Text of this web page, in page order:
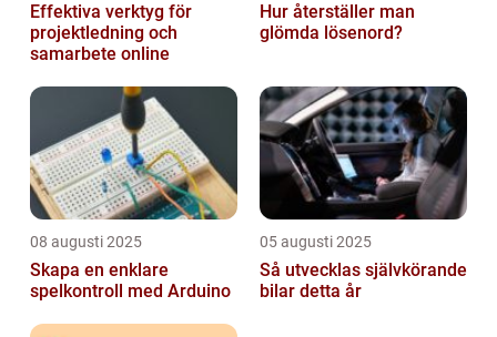
Effektiva verktyg för
projektledning och
samarbete online
Hur återställer man
glömda lösenord?
08 augusti 2025
Skapa en enklare
spelkontroll med Arduino
05 augusti 2025
Så utvecklas självkörande
bilar detta år